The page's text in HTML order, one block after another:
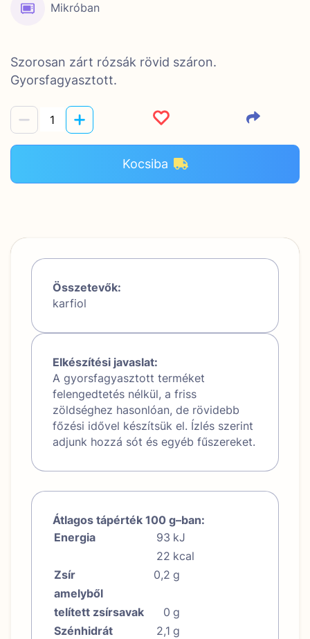
Mikróban
Szorosan zárt rózsák rövid száron.
Gyorsfagyasztott.
Kocsiba
Összetevők:
karfiol
Elkészítési javaslat:
A gyorsfagyasztott terméket
felengedtetés nélkül, a friss
zöldséghez hasonlóan, de rövidebb
főzési idővel készítsük el. Ízlés szerint
adjunk hozzá sót és egyéb fűszereket.
Átlagos tápérték 100 g–ban:
Energia
93 kJ
22 kcal
Zsír
0,2 g
amelyből
telített zsírsavak
0 g
Szénhidrát
2,1 g